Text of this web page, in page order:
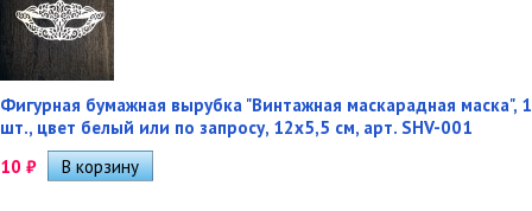
Фигурная бумажная вырубка "Винтажная маскарадная маска", 1
шт., цвет белый или по запросу, 12х5,5 см, арт. SHV-001
10 ₽